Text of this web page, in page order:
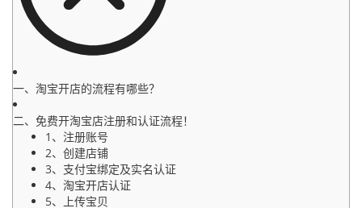
一、淘宝开店的流程有哪些？
二、免费开淘宝店注册和认证流程！
1、注册账号
2、创建店铺
3、支付宝绑定及实名认证
4、淘宝开店认证
5、上传宝贝